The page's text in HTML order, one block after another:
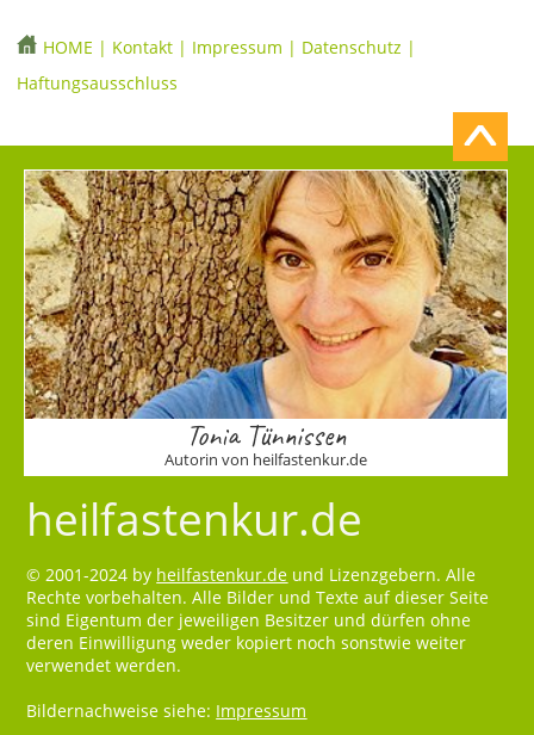
HOME | Kontakt | Impressum | Datenschutz |
Haftungsausschluss
Tonia Tünnissen
Autorin von heilfastenkur.de
heilfastenkur.de
© 2001-2024 by heilfastenkur.de und Lizenzgebern. Alle
Rechte vorbehalten. Alle Bilder und Texte auf dieser Seite
sind Eigentum der jeweiligen Besitzer und dürfen ohne
deren Einwilligung weder kopiert noch sonstwie weiter
verwendet werden.
Bildernachweise siehe: Impressum